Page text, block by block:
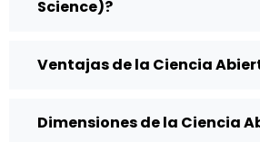
Science)?
Ventajas de la Ciencia
Dimensiones de la Ciencia